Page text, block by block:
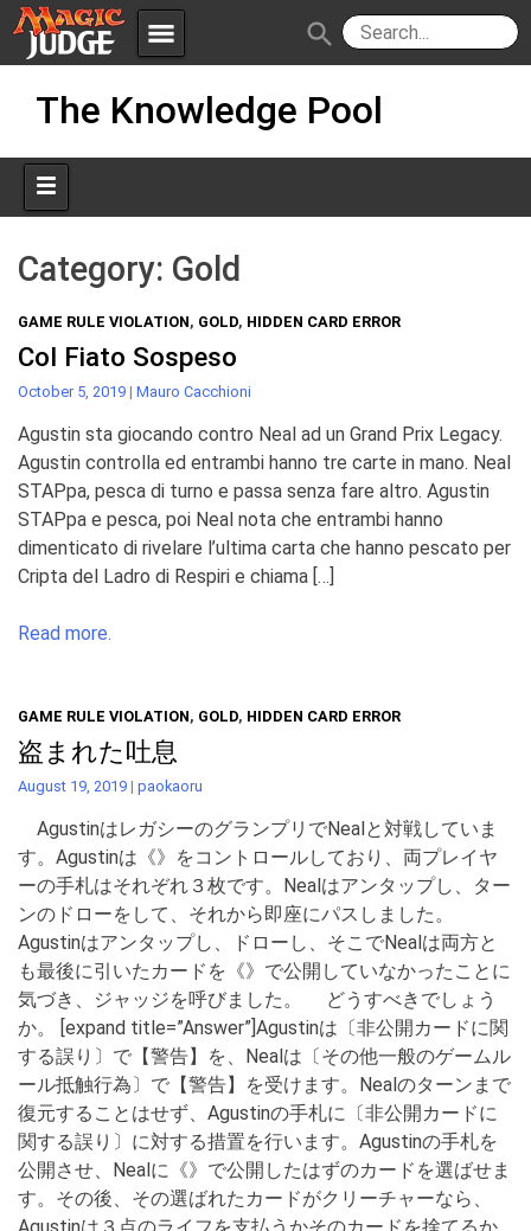
menu
Apps JudgeApps
Forum
Judges
Policies IPG
JAR
search
The Knowledge Pool
Category: Gold
GAME RULE VIOLATION, GOLD, HIDDEN CARD ERROR
Col Fiato Sospeso
October 5, 2019 | Mauro Cacchioni
Agustin sta giocando contro Neal ad un Grand Prix Legacy.
Agustin controlla ed entrambi hanno tre carte in mano. Neal
STAPpa, pesca di turno e passa senza fare altro. Agustin
STAPpa e pesca, poi Neal nota che entrambi hanno
dimenticato di rivelare l’ultima carta che hanno pescato per
Cripta del Ladro di Respiri e chiama […]
Read more.
GAME RULE VIOLATION, GOLD, HIDDEN CARD ERROR
盗まれた吐息
August 19, 2019 | paokaoru
AgustinはレガシーのグランプリでNealと対戦していま
す。Agustinは《》をコントロールしており、両プレイヤ
ーの手札はそれぞれ３枚です。Nealはアンタップし、ター
ンのドローをして、それから即座にパスしました。
Agustinはアンタップし、ドローし、そこでNealは両方と
も最後に引いたカードを《》で公開していなかったことに
気づき、ジャッジを呼びました。 どうすべきでしょう
か。 [expand title=”Answer”]Agustinは〔非公開カードに関
する誤り〕で【警告】を、Nealは〔その他一般のゲームル
ール抵触行為〕で【警告】を受けます。Nealのターンまで
復元することはせず、Agustinの手札に〔非公開カードに
関する誤り〕に対する措置を行います。Agustinの手札を
公開させ、Nealに《》で公開したはずのカードを選ばせま
す。その後、その選ばれたカードがクリーチャーなら、